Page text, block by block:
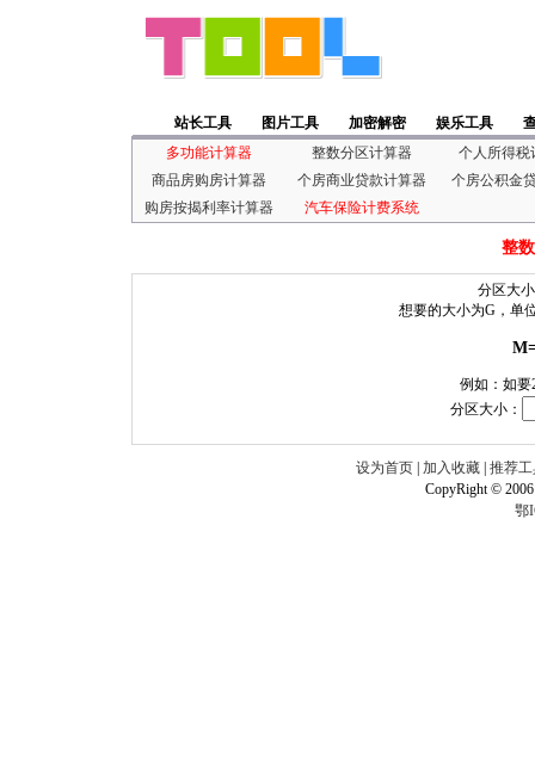
站长工具 图片工具 加密解密 娱乐工具
多功能计算器
整数分区计算器
个人所得税
商品房购房计算器
个房商业贷款计算器
个房公积金
购房按揭利率计算器
汽车保险计费系统
整
分区大
想要的大小为G，单
例如：如要
分区大小：
设为首页 加入收藏 推荐
CopyRight ©
鄂